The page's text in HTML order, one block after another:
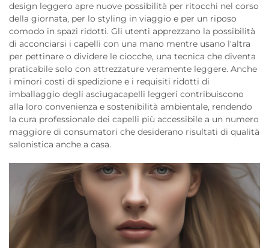
design leggero apre nuove possibilità per ritocchi nel corso
della giornata, per lo styling in viaggio e per un riposo
comodo in spazi ridotti. Gli utenti apprezzano la possibilità
di acconciarsi i capelli con una mano mentre usano l'altra
per pettinare o dividere le ciocche, una tecnica che diventa
praticabile solo con attrezzature veramente leggere. Anche
i minori costi di spedizione e i requisiti ridotti di
imballaggio degli asciugacapelli leggeri contribuiscono
alla loro convenienza e sostenibilità ambientale, rendendo
la cura professionale dei capelli più accessibile a un numero
maggiore di consumatori che desiderano risultati di qualità
salonistica anche a casa.